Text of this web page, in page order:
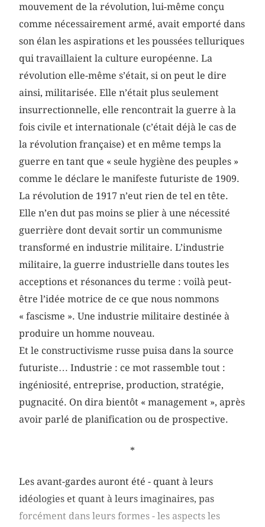
mouvement de la révolution, lui-même conçu
comme nécessairement armé, avait emporté dans
son élan les aspirations et les poussées telluriques
qui travaillaient la culture européenne. La
révolution elle-même s’était, si on peut le dire
ainsi, militarisée. Elle n’était plus seulement
insurrectionnelle, elle rencontrait la guerre à la
fois civile et internationale (c’était déjà le cas de
la révolution française) et en même temps la
guerre en tant que « seule hygiène des peuples »
comme le déclare le manifeste futuriste de 1909.
La révolution de 1917 n’eut rien de tel en tête.
Elle n’en dut pas moins se plier à une nécessité
guerrière dont devait sortir un communisme
transformé en industrie militaire. L’industrie
militaire, la guerre industrielle dans toutes les
acceptions et résonances du terme : voilà peut-
être l’idée motrice de ce que nous nommons
« fascisme ». Une industrie militaire destinée à
produire un homme nouveau.
Et le constructivisme russe puisa dans la source
futuriste… Industrie : ce mot rassemble tout :
ingéniosité, entreprise, production, stratégie,
pugnacité. On dira bientôt « management », après
avoir parlé de planification ou de prospective.
*
Les avant-gardes auront été - quant à leurs
idéologies et quant à leurs imaginaires, pas
forcément dans leurs formes - les aspects les